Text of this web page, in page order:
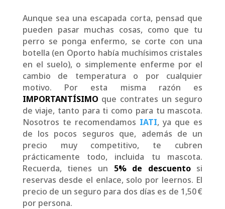
Aunque sea una escapada corta, pensad que
pueden pasar muchas cosas, como que tu
perro se ponga enfermo, se corte con una
botella (en Oporto había muchísimos cristales
en el suelo), o simplemente enferme por el
cambio de temperatura o por cualquier
motivo. Por esta misma razón es
IMPORTANTÍSIMO que contrates un seguro
de viaje, tanto para ti como para tu mascota.
Nosotros te recomendamos IATI, ya que es
de los pocos seguros que, además de un
precio muy competitivo, te cubren
prácticamente todo, incluida tu mascota.
Recuerda, tienes un 5% de descuento si
reservas desde el enlace, solo por leernos. El
precio de un seguro para dos días es de 1,50 €
por persona.